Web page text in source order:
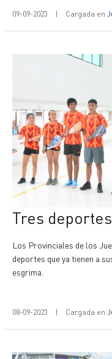
09-09-2023 | Cargada en
Tres
Los Provinciales de los
deportes que ya tienen a
esgrima.
08-09-2023 | Cargada en